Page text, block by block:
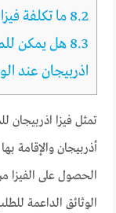
8.2 ما تكلفة
8.3 هل يمكن
اذربيجان عند
تمثل فيزا اذربيجان
الحصول على الفيزا
الوثائق الداعمة